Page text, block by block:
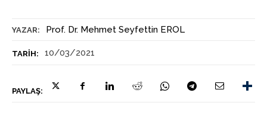
YAZAR: Prof. Dr. Mehmet Seyfettin EROL
TARIH: 10/03/2021
PAYLAŞ: